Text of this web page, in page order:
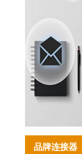
品牌连接器